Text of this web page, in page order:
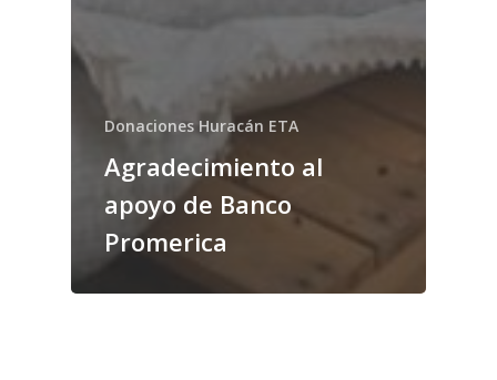
Donaciones Huracán ETA
Agradecimiento al
apoyo de Banco
Promerica